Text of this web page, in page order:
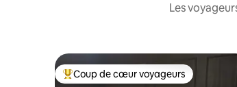
Les
Coup de cœur voyageurs parmi les
Coup de cœur voyageurs